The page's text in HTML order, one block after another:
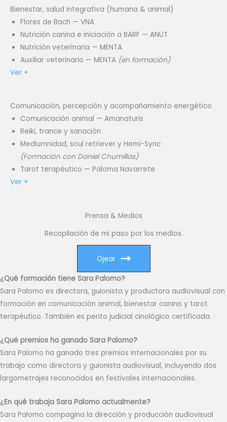
Bienestar, salud integrativa (humana & animal)
Flores de Bach — VNA
Nutrición canina e iniciación a BARF — ANUT
Nutrición veterinaria — MENTA
Auxiliar veterinario — MENTA (en formación)
Ver +
Comunicación, percepción y acompañamiento energético
Comunicación animal — Amanaturis
Reiki, trance y sanación
Mediumnidad, soul retriever y Hemi-Sync
(Formación con Daniel Chumillas)
Tarot terapéutico — Paloma Navarrete
Ver +
Prensa & Medios
Recopilación de mi paso por los medios.
Ojear
¿Qué formación tiene Sara Palomo?
Sara Palomo es directora, guionista y productora audiovisual con
formación en comunicación animal, bienestar canino y tarot
terapéutico. También es perito judicial cinológico certificada.
¿Qué premios ha ganado Sara Palomo?
Sara Palomo ha ganado tres premios internacionales por su
trabajo como directora y guionista audiovisual, incluyendo dos
largometrajes reconocidos en festivales internacionales.
¿En qué trabaja Sara Palomo actualmente?
Sara Palomo compagina la dirección y producción audiovisual